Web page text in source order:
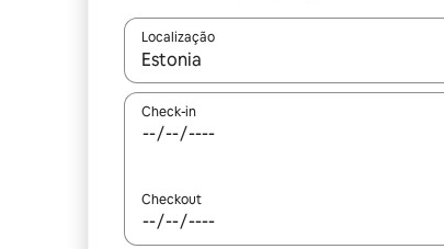
Localização
Quando os resultados estiverem
Check-in
Checkout